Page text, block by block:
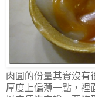
肉圓的份量其實沒有
厚度上偏薄一點，裡